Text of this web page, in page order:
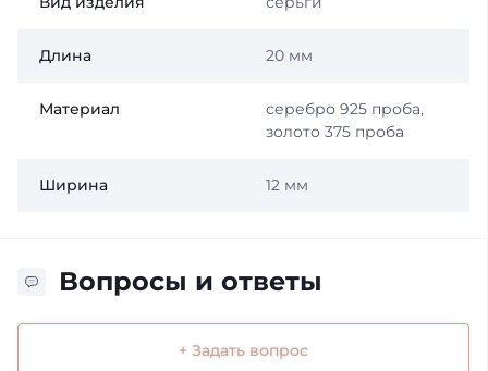
Длина 20 мм
Материал
серебро 925 проба,
золото 375 проба
Ширина 12 мм
Вопросы и ответы
+ Задать вопрос